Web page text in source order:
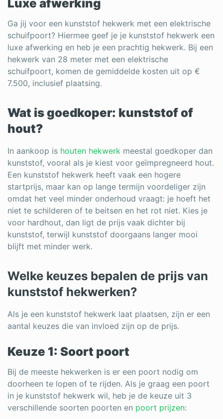
Luxe afwerking
Ga jij voor een kunststof hekwerk met een elektrische
schuifpoort? Hiermee geef je je kunststof hekwerk een
luxe afwerking en heb je een prachtig hekwerk. Bij een
hekwerk van 28 meter met een elektrische
schuifpoort, komen de gemiddelde kosten uit op €
7.500, inclusief plaatsing.
Wat is goedkoper: kunststof of
hout?
In aankoop is houten hekwerk meestal goedkoper dan
kunststof, vooral als je kiest voor geïmpregneerd hout.
Een kunststof hekwerk heeft vaak een hogere
startprijs, maar kan op lange termijn voordeliger zijn
omdat het veel minder onderhoud vraagt: je hoeft het
niet te schilderen of te beitsen en het rot niet. Kies je
voor hardhout, dan ligt de prijs vaak dichter bij
kunststof, terwijl kunststof doorgaans langer mooi
blijft met minder werk.
Welke keuzes bepalen de prijs van
kunststof hekwerken?
Als je een kunststof hekwerk laat plaatsen, zijn er een
aantal keuzes die van invloed zijn op de prijs.
Keuze 1: Soort poort
Bij de meeste hekwerken is er een poort nodig om
doorheen te lopen of te rijden. Als je graag een poort
in je kunststof hekwerk wil, heb je de keuze uit 3
verschillende soorten poorten en poort prijzen: